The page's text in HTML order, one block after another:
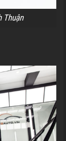
Thuận